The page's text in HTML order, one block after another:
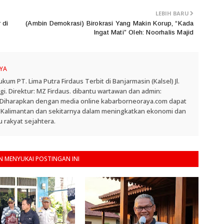
LEBIH BARU
(Ambin Demokrasi) Birokrasi Yang Makin Korup, “Kada
Ingat Mati” Oleh: Noorhalis Majid
di
PT. Lima Putra Firdaus Terbit di Banjarmasin (Kalsel) Jl.
Direktur: MZ Firdaus. dibantu wartawan dan admin:
dengan media online kabarborneoraya.com dapat
dan sekitarnya dalam meningkatkan ekonomi dan
rakyat sejahtera.
MENYUKAI POSTINGAN INI